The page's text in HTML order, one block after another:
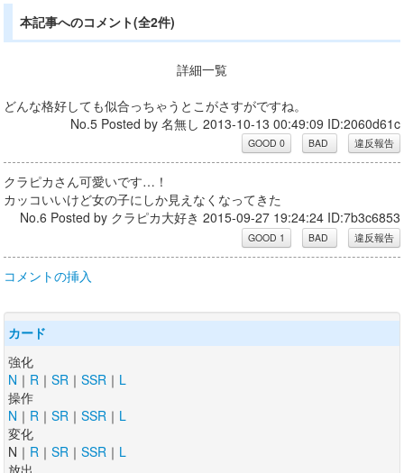
本記事へのコメント(全2件)
詳細一覧
どんな格好しても似合っちゃうとこがさすがですね。
No.5 Posted by 名無し 2013-10-13 00:49:09 ID:2060d61c
クラピカさん可愛いです…！
カッコいいけど女の子にしか見えなくなってきた
No.6 Posted by クラピカ大好き 2015-09-27 19:24:24 ID:7b3c6853
コメントの挿入
カード
強化
N ｜ R ｜ SR ｜ SSR ｜ L
操作
N ｜ R ｜ SR ｜ SSR ｜ L
変化
N｜ R ｜ SR ｜ SSR ｜ L